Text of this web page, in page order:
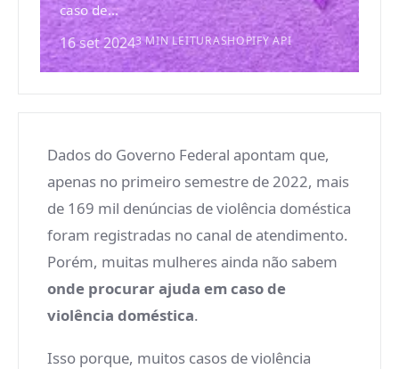
caso de...
16 set 20243 MIN LEITURASHOPIFY API
Dados do Governo Federal apontam que,
apenas no primeiro semestre de 2022, mais
de 169 mil denúncias de violência doméstica
foram registradas no canal de atendimento.
Porém, muitas mulheres ainda não sabem
onde procurar ajuda em caso de
violência doméstica.
Isso porque, muitos casos de violência